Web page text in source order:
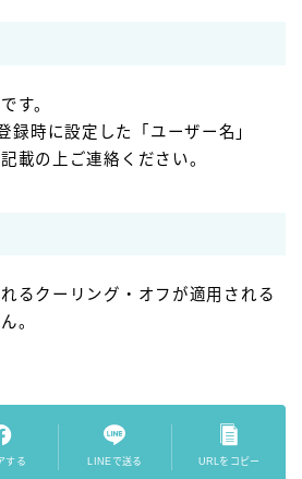
す。
時に設定した「ユーザー名」
載の上ご連絡ください。
るクーリング・オフが適用される
。
する LINEで送る URLをコピー